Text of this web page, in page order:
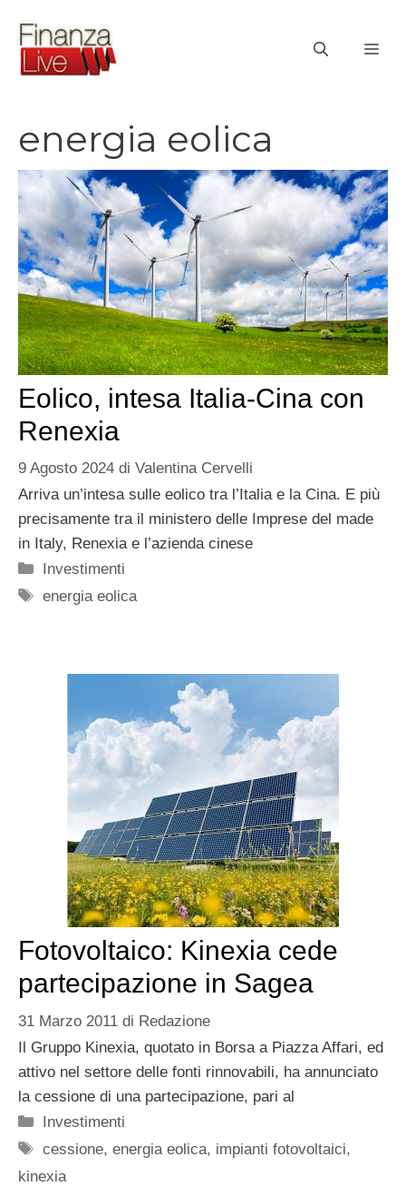
contenuto
energia eolica
Eolico, intesa Italia-Cina con
Renexia
9 Agosto 2024 di Valentina Cervelli
Arriva un’intesa sulle eolico tra l’Italia e la Cina. E più
precisamente tra il ministero delle Imprese del made
in Italy, Renexia e l’azienda cinese
Categorie
Investimenti
Tag
energia eolica
Fotovoltaico: Kinexia cede
partecipazione in Sagea
31 Marzo 2011 di Redazione
Il Gruppo Kinexia, quotato in Borsa a Piazza Affari, ed
attivo nel settore delle fonti rinnovabili, ha annunciato
la cessione di una partecipazione, pari al
Categorie
Investimenti
Tag
cessione,energia eolica, impianti fotovoltaici,
kinexia